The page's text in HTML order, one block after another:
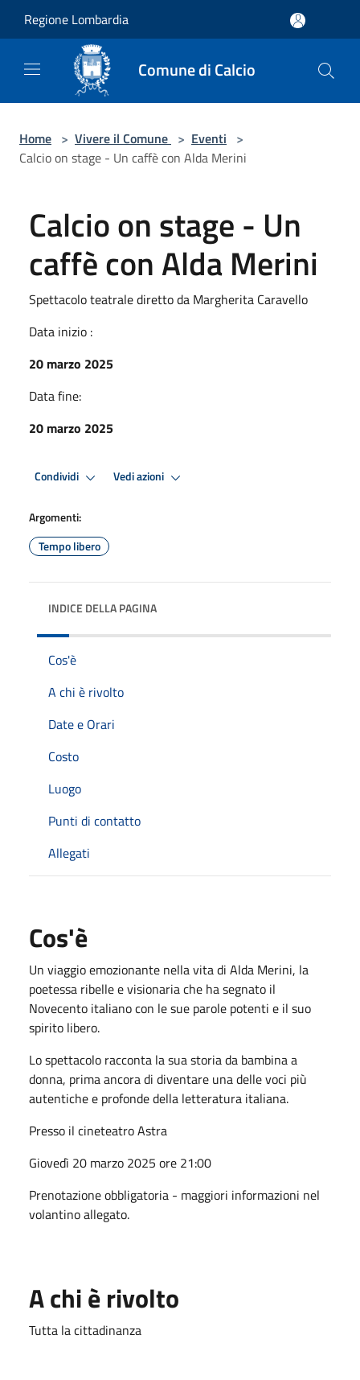
Regione Lombardia
Comune di Calcio
Home > Vivere il Comune > Eventi >
Calcio on stage - Un caffè con Alda Merini
Calcio on stage - Un
caffè con Alda Merini
Spettacolo teatrale diretto da Margherita Caravello
Data inizio :
20 marzo 2025
Data fine:
20 marzo 2025
Condividi Vedi azioni
Argomenti:
Tempo libero
INDICE DELLA PAGINA
Cos'è
A chi è rivolto
Date e Orari
Costo
Luogo
Punti di contatto
Allegati
Cos'è
Un viaggio emozionante nella vita di Alda Merini, la
poetessa ribelle e visionaria che ha segnato il
Novecento italiano con le sue parole potenti e il suo
spirito libero.
Lo spettacolo racconta la sua storia da bambina a
donna, prima ancora di diventare una delle voci più
autentiche e profonde della letteratura italiana.
Presso il cineteatro Astra
Giovedì 20 marzo 2025 ore 21:00
Prenotazione obbligatoria - maggiori informazioni nel
volantino allegato.
A chi è rivolto
Tutta la cittadinanza